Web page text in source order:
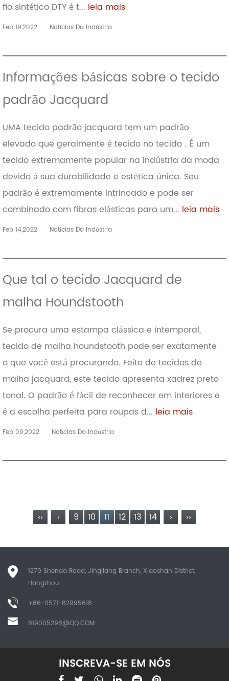
fio sintético DTY é t... leia mais
Feb 19,2022 Notícias Da Indústria
Informações básicas sobre o tecido
padrão Jacquard
UMA tecido padrão jacquard tem um padrão
elevado que geralmente é tecido no tecido . É um
tecido extremamente popular na indústria da moda
devido à sua durabilidade e estética única. Seu
padrão é extremamente intrincado e pode ser
combinado com fibras elásticas para um... leia mais
Feb 14,2022 Notícias Da Indústria
Que tal o tecido Jacquard de
malha Houndstooth
Se procura uma estampa clássica e intemporal,
tecido de malha houndstooth pode ser exatamente
o que você está procurando. Feito de tecidos de
malha jacquard, este tecido apresenta xadrez preto
tonal. O padrão é fácil de reconhecer em interiores e
é a escolha perfeita para roupas d... leia mais
Feb 09,2022 Notícias Da Indústria
‹‹ ‹ 9 10 11 12 13 14 › ››
1279 Shenda Road, Jingjiang Branch, Xiaoshan District,
Hangzhou
+86-0571-82995618
819005298@QQ.COM
INSCREVA-SE EM NÓS